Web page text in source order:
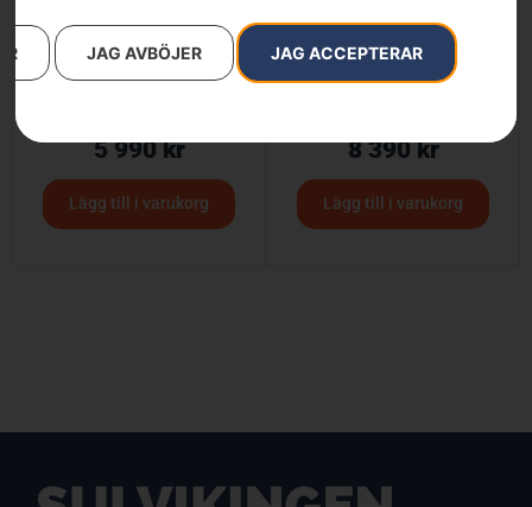
JAG ACCEPTERAR
JAG AVBÖJER
5 990kr
Lägg till i varukorg
8 390kr
Lägg till i varukorg